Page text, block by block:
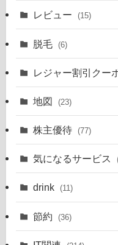
レビュー (15)
脱毛 (6)
レジャー割引クー
地図 (23)
株主優待 (77)
気になるサービス
drink (11)
節約 (36)